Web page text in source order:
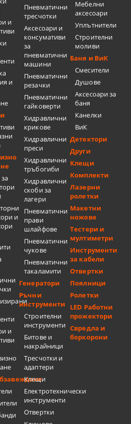
и
и
и
и
Пневматични
тресчотки
Аксесоари и
консумативи
за
пневматични
машини
Пневматични
резачки
Пневматични
гайковерти
Хидравлични
крикове
Хидравлични
преси
Хидравлични
тръбогиби
Хидравлични
скоби за
лагери
Пневматични
прави
шлайфове
Пневматични
чукове
Пневматични
такаламити
Генератори
Ръчни
инструменти
Строителни
инструменти
Битове и
накрайници
Тресчотки и
адаптери
Клещи
Електротехнически
инструменти
Отвертки
Мебелни
аксесоари
Уплътнители
Строителни
моливи
Баня и ВиК
Смесители
Душове
Аксесоари за
баня
Канелки
ВиК
Детектори
Други
Клещи
Комплекти
Лазерни
ролетки
Макетни
ножове
Тестери и
мултиметри
Инструменти
за кабели
Отвертки
Поялници
Ролетки
LED Работни
прожектори
Свредла и
боркорони